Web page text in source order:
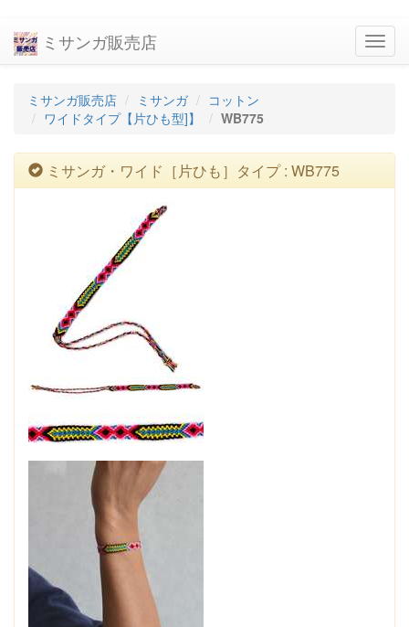
ミサンガ販売店
ミサンガ販売店 ミサンガ
コットン
ワイドタイプ【片ひも型]】
WB775
ミサンガ・ワイド［片ひも］タイプ : WB775